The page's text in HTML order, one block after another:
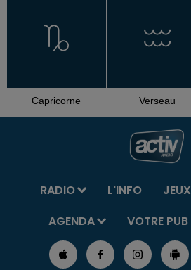
Capricorne Verseau
RADIO L'INFO JEUX
AGENDA
VOTRE PUB